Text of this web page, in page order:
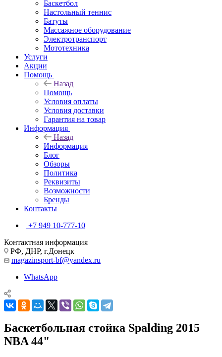
Баскетбол
Настольный теннис
Батуты
Массажное оборудование
Электротранспорт
Мототехника
Услуги
Акции
Помощь
Назад
Помощь
Условия оплаты
Условия доставки
Гарантия на товар
Информация
Назад
Информация
Блог
Обзоры
Политика
Реквизиты
Возможности
Бренды
Контакты
+7 949 10-777-10
Контактная информация
РФ, ДНР, г.Донецк
magazinsport-bf@yandex.ru
WhatsApp
Баскетбольная стойка Spalding 2015
NBA 44"